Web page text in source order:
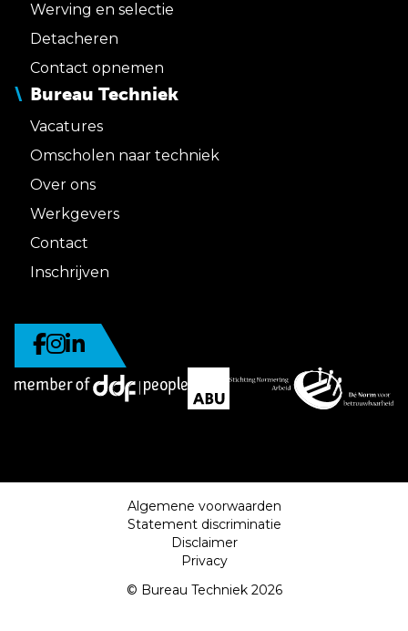
Werving en selectie
Detacheren
Contact opnemen
Bureau Techniek
Vacatures
Omscholen naar techniek
Over ons
Werkgevers
Contact
Inschrijven
Algemene voorwaarden
Statement discriminatie
Disclaimer
Privacy
© Bureau Techniek 2026